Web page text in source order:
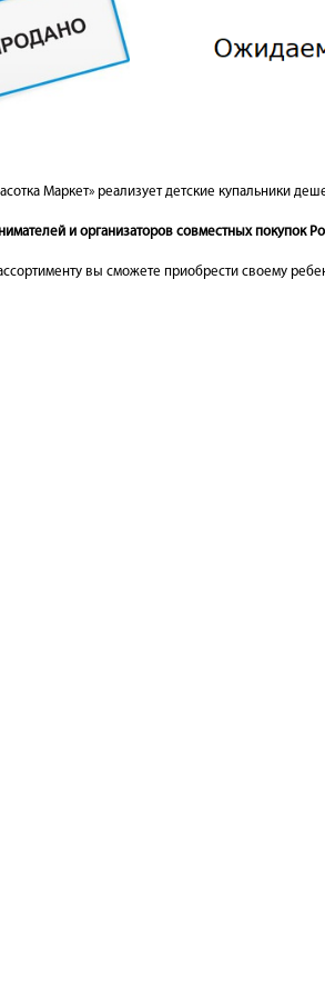
Маркет» реализует детские купальники
и организаторов совместных покупок
вы сможете приобрести своему